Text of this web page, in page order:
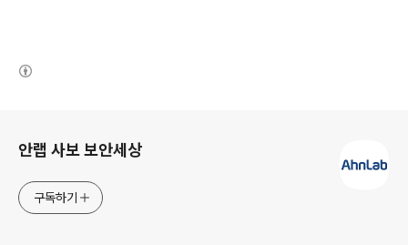
안랩 사보 보안세상
구독하기